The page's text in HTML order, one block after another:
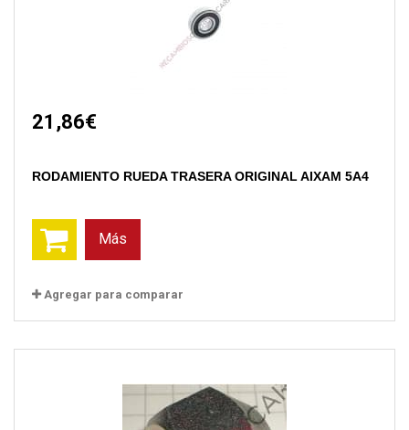
21,86€
RODAMIENTO RUEDA TRASERA ORIGINAL AIXAM 5A4
Más
Agregar para comparar